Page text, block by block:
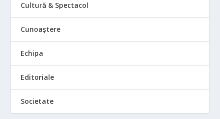
Cultură & Spectacol
Cunoaștere
Echipa
Editoriale
Societate